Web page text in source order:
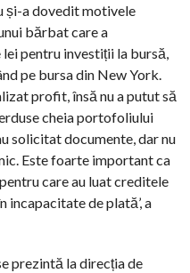
și-a dovedit motivele
bărbat care a
pentru investiții la bursă,
pe bursa din New York.
profit, însă nu a putut să
cheia portofoliului
solicitat documente, dar nu
Este foarte important ca
care au luat creditele
incapacitate de plată’, a
prezintă la direcția de